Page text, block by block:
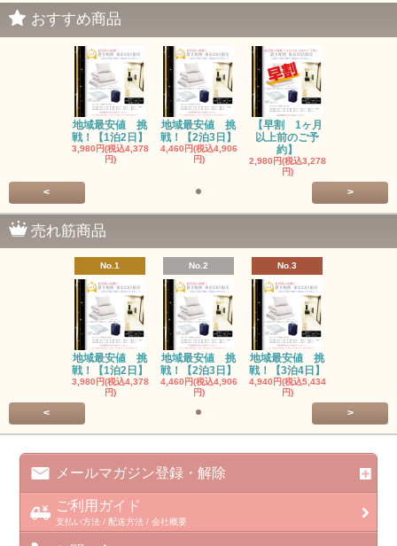
おすすめ商品
地域最安値 挑
戦！【1泊2日】
3,980円(税込4,378
円)
地域最安値 挑
戦！【2泊3日】
4,460円(税込4,906
円)
【早割 1ヶ月
以上前のご予
約】
2,980円(税込3,278
円)
< >
売れ筋商品
No.1
地域最安値 挑
戦！【1泊2日】
3,980円(税込4,378
円)
No.2
地域最安値 挑
戦！【2泊3日】
4,460円(税込4,906
円)
No.3
地域最安値 挑
戦！【3泊4日】
4,940円(税込5,434
円)
< >
メールマガジン登録・解除
ご利用ガイド
支払い方法 / 配送方法 / 会社概要